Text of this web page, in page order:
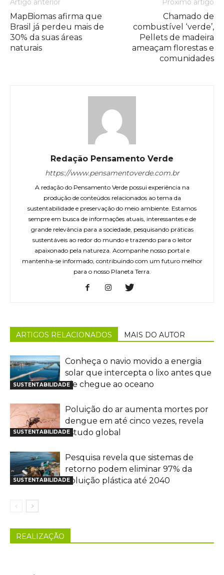
MapBiomas afirma que
Brasil já perdeu mais de
30% da suas áreas
naturais
Chamado de
combustível ‘verde’,
Pellets de madeira
ameaçam florestas e
comunidades
Redação Pensamento Verde
https://www.pensamentoverde.com.br
A redação do Pensamento Verde possui experiência na
produção de conteúdos relacionados ao tema da
sustentabilidade e preservação do meio ambiente. Estamos
sempre em busca de informações atuais, interessantes e de
grande relevância para a sociedade, pesquisando práticas
sustentáveis ao redor do mundo e trazendo para o leitor
apaixonado pela natureza. Acompanhe nosso portal e
mantenha-se informado, contribuindo com um futuro melhor
para o nosso Planeta Terra.
ARTIGOS RELACIONADOS MAIS DO AUTOR
SUSTENTABILIDADE
Conheça o navio movido a energia
solar que intercepta o lixo antes que
ele chegue ao oceano
SUSTENTABILIDADE
Poluição do ar aumenta mortes por
dengue em até cinco vezes, revela
estudo global
SUSTENTABILIDADE
Pesquisa revela que sistemas de
retorno podem eliminar 97% da
poluição plástica até 2040
REALIZAÇÃO